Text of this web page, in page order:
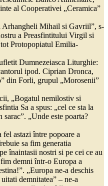
al Cooperativei „Ceramica”
Mihail si Gavriil”, s-
a Preasfintitului Virgil si
Protopopiatul Emilia-
Dumnezeiasca Liturghie:
ipod. Ciprian Dronca,
din Forli, grupul „Morosenii”
„Bogatul nemilostiv si
Sa a spus: „cel ce sta la
sarac”. „Unde este poarta?
astazi între popoare a
sa fim generatia
înaintasii nostri si pe cei ce au
demni într-o Europa a
„Europa ne-a deschis
demnitatea” – ne-a